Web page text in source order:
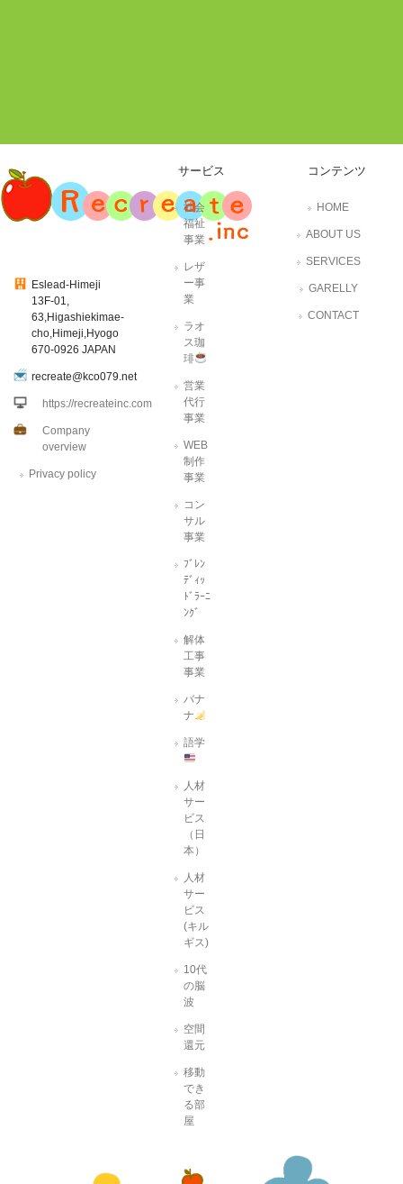
Eslead-Himeji
13F-01,
63,Higashiekimae-
cho,Himeji,Hyogo
670-0926 JAPAN
recreate@kco079.net
https://recreateinc.com
Company
overview
Privacy policy
サービス
社会
福祉
事業
レザ
ー事
業
ラオ
ス珈
琲
営業
代行
事業
WEB
制作
事業
コン
サル
事業
ﾌﾞﾚﾝ
ﾃﾞｨｯ
ﾄﾞﾗｰﾆ
ﾝｸﾞ
解体
工事
事業
バナ
ナ
語学
人材
サー
ビス
（日
本）
人材
サー
ビス
(キル
ギス)
10代
の脳
波
空間
還元
移動
でき
る部
屋
コンテンツ
HOME
ABOUT US
SERVICES
GARELLY
CONTACT